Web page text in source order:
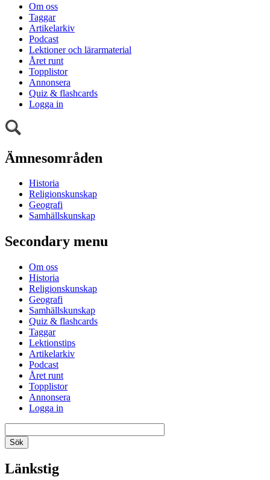
Om oss
Taggar
Artikelarkiv
Podcast
Lektioner och lärarmaterial
Året runt
Topplistor
Annonsera
Quiz & flashcards
Logga in
Ämnesområden
Historia
Religionskunskap
Geografi
Samhällskunskap
Secondary menu
Om oss
Historia
Religionskunskap
Geografi
Samhällskunskap
Quiz & flashcards
Taggar
Lektionstips
Artikelarkiv
Podcast
Året runt
Topplistor
Annonsera
Logga in
Länkstig